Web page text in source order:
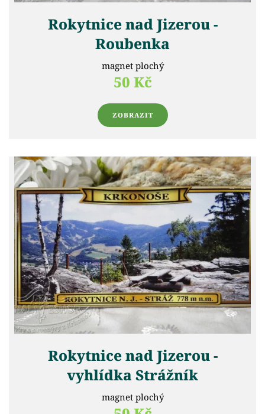
Rokytnice nad Jizerou -
Roubenka
magnet plochý
50 Kč
ZOBRAZIT
Rokytnice nad Jizerou -
vyhlídka Strážník
magnet plochý